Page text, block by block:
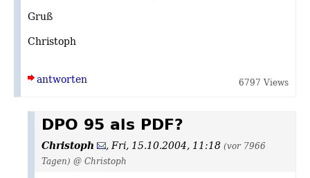
Gruß
Christoph
antworten 6797 Views
DPO 95 als PDF?
Christoph ,Fri, 15.10.2004, 11:18 (vor 7966
Tagen) @ Christoph